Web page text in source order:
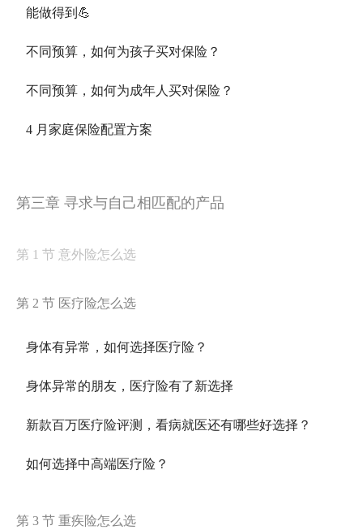
能做得到💪
不同预算，如何为孩子买对保险？
不同预算，如何为成年人买对保险？
4 月家庭保险配置方案
第三章 寻求与自己相匹配的产品
第 1 节 意外险怎么选
第 2 节 医疗险怎么选
身体有异常，如何选择医疗险？
身体异常的朋友，医疗险有了新选择
新款百万医疗险评测，看病就医还有哪些好选择？
如何选择中高端医疗险？
第 3 节 重疾险怎么选